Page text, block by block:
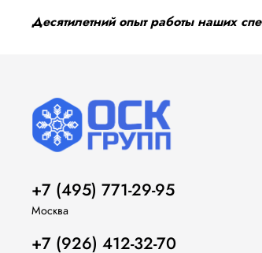
Десятилетний опыт работы наших
+7 (495) 771-29-95
Москва
+7 (926) 412-32-70